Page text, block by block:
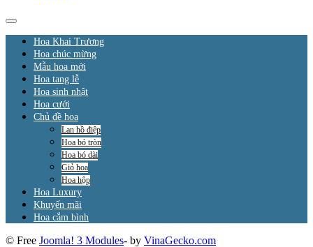
Hoa Khai Trương
Hoa chúc mừng
Mẫu hoa mới
Hoa tang lễ
Hoa sinh nhật
Hoa cưới
Chủ đề hoa
Lan hồ điệp
Hoa bó tròn
Hoa bó dài
Giỏ hoa
Hoa hộp
Hoa Luxury
Khuyến mãi
Hoa cắm bình
© Free Joomla! 3 Modules- by VinaGecko.com